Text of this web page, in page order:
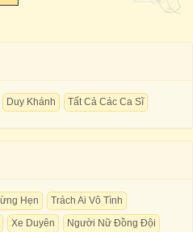
Duy Khánh Tất Cả Các Ca Sĩ
Hẹn
Trách Ai Vô Tình
Xe Duyên Người Nữ Đồng Đội